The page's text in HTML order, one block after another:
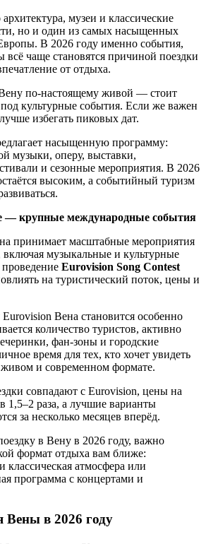
музеи и классические
но и один из самых насыщенных
В 2026 году именно события,
всё чаще становятся причиной поездки
от отдыха.
по-настоящему живой — стоит
культурные события. Если же важен
избегать пиковых дат.
насыщенную программу:
музыки, оперу, выставки,
и сезонные мероприятия. В 2026
высоким, а событийный туризм
— крупные международные события
принимает масштабные мероприятия
включая музыкальные и культурные
Eurovision Song Contest
на туристический поток, цены и
Вена становится особенно
количество туристов, активно
фан-зоны и городские
время для тех, кто хочет увидеть
и современном формате.
совпадают с Eurovision, цены на
1,5–2 раза, а лучшие варианты
за несколько месяцев вперёд.
в Вену в 2026 году, важно
формат отдыха вам ближе:
классическая атмосфера или
программа с концертами и
Вены в 2026 году